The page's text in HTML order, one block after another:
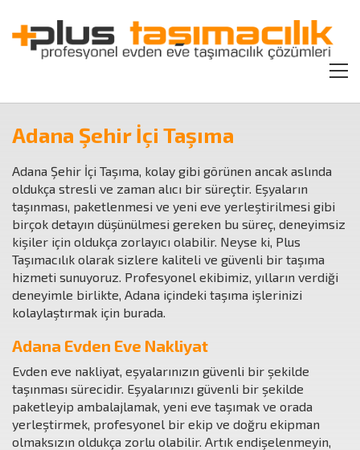
Adana Şehir İçi Taşıma
Adana Şehir İçi Taşıma, kolay gibi görünen ancak aslında
oldukça stresli ve zaman alıcı bir süreçtir. Eşyaların
taşınması, paketlenmesi ve yeni eve yerleştirilmesi gibi
birçok detayın düşünülmesi gereken bu süreç, deneyimsiz
kişiler için oldukça zorlayıcı olabilir. Neyse ki, Plus
Taşımacılık olarak sizlere kaliteli ve güvenli bir taşıma
hizmeti sunuyoruz. Profesyonel ekibimiz, yılların verdiği
deneyimle birlikte, Adana içindeki taşıma işlerinizi
kolaylaştırmak için burada.
Adana Evden Eve Nakliyat
Evden eve nakliyat, eşyalarınızın güvenli bir şekilde
taşınması sürecidir. Eşyalarınızı güvenli bir şekilde
paketleyip ambalajlamak, yeni eve taşımak ve orada
yerleştirmek, profesyonel bir ekip ve doğru ekipman
olmaksızın oldukça zorlu olabilir. Artık endişelenmeyin,